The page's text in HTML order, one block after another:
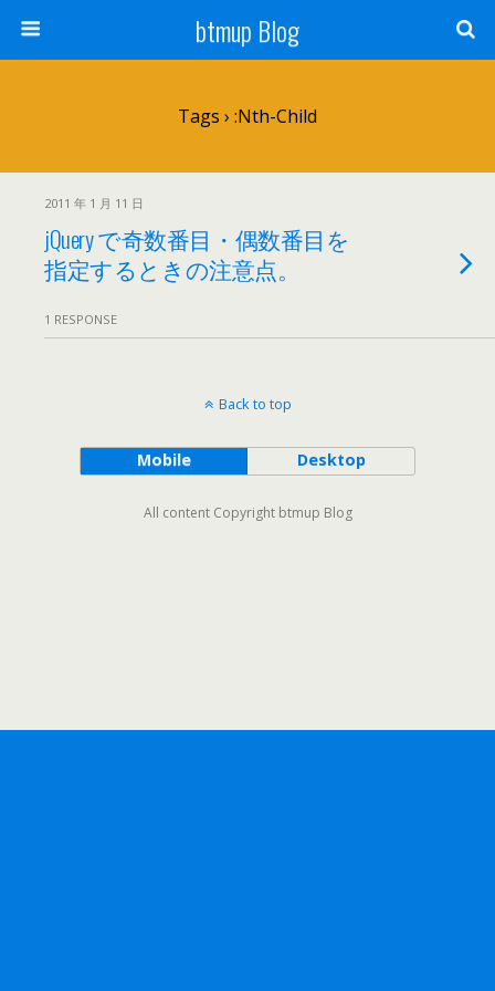
btmup Blog
Tags › :nth-Child
2011 年 1 月 11 日
jQuery で奇数番目・偶数番目を
指定するときの注意点。
1 RESPONSE
Back to top
Mobile Desktop
All content Copyright btmup Blog